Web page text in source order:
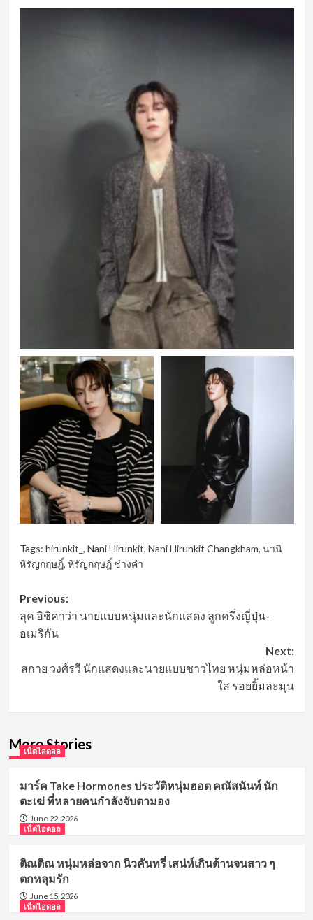
Tags: hirunkit_ , Nani Hirunkit, Nani Hirunkit Changkham, นานิ
หิรัญกฤษฎิ์, หิรัญกฤษฎิ์ ช่างคำ
Post
navigation
Previous:
ลุค อิชิคาว่า นายแบบหนุ่มและนักแสดง ลูกครึ่งญี่ปุ่น-
อเมริกัน
Next:
สกาย วงศ์รวี นักแสดงและนายแบบชาวไทย หนุ่มหล่อหน้า
ใส รอยยิ้มละมุน
More Stories
เน็ตไอดอล
มาร์ค Take Hormones ประวัติหนุ่มฮอต คณัสนันท์ นัก
ตะเฆ่ ที่หลายคนกำลังจับตามอง
June 22, 2026
เน็ตไอดอล
ติณติณ หนุ่มหล่อจาก นิวคันทรี่ เสน่ห์เกินต้านจนสาว ๆ
ตกหลุมรัก
June 15, 2026
เน็ตไอดอล